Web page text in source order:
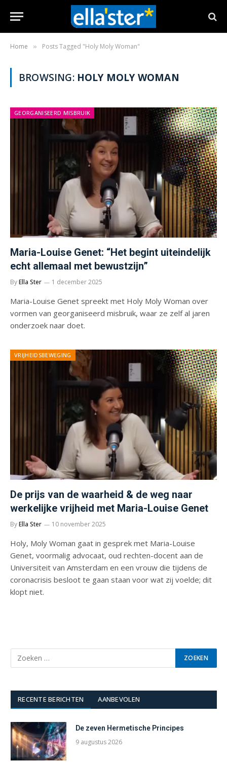
Home » Posts Tagged "Holy Moly Woman"
BROWSING: HOLY MOLY WOMAN
GEORGANISEERD MISBRUIK
Maria-Louise Genet: “Het begint uiteindelijk
echt allemaal met bewustzijn”
ByElla Ster 1 december 2025
Maria-Louise Genet spreekt met Holy Moly Woman over
vormen van georganiseerd misbruik, waar ze zelf al jaren
onderzoek naar doet.
VRIJHEIDSBEWEGING
De prijs van de waarheid & de weg naar
werkelijke vrijheid met Maria-Louise Genet
ByElla Ster 10 november 2025
Holy, Moly Woman gaat in gesprek met Maria-Louise
Genet, voormalig advocaat, oud rechten-docent aan de
Universiteit van Amsterdam en een vrouw die tijdens de
coronacrisis besloot te gaan staan voor wat zij voelde; dit
klopt niet.
RECENTE BERICHTEN AANBEVOLEN
De zeven Hermetische Principes
9 augustus 2026